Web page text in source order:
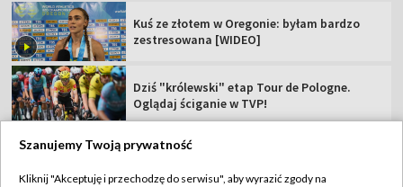
Kuś ze złotem w Oregonie: byłam bardzo
zestresowana [WIDEO]
Dziś "królewski" etap Tour de Pologne.
Oglądaj ściganie w TVP!
Szanujemy Twoją prywatność
Kliknij "Akceptuję i przechodzę do serwisu", aby wyrazić zgody na